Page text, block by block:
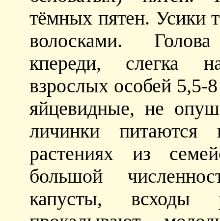
тёмных пятен. Усики
волосками. Голова
кпереди, слегка
взрослых особей
яйцевидные, не
личинки
растениях из
большой
капусты, всходы